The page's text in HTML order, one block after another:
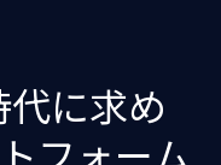
に求め